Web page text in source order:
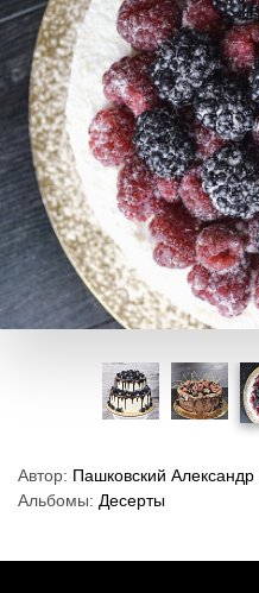
Автор: Пашковский Александр
Альбомы: Десерты